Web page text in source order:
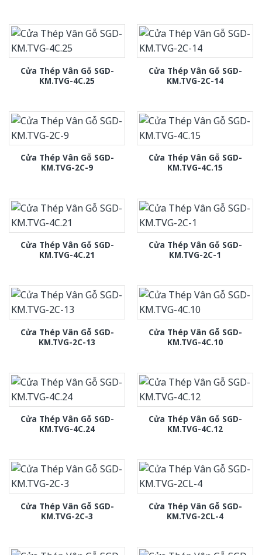
Cửa Thép Vân Gỗ SGD-
KM.TVG-4C.25
Cửa Thép Vân Gỗ SGD-
KM.TVG-2C-14
Cửa Thép Vân Gỗ SGD-
KM.TVG-2C-9
Cửa Thép Vân Gỗ SGD-
KM.TVG-4C.15
Cửa Thép Vân Gỗ SGD-
KM.TVG-4C.21
Cửa Thép Vân Gỗ SGD-
KM.TVG-2C-1
Cửa Thép Vân Gỗ SGD-
KM.TVG-2C-13
Cửa Thép Vân Gỗ SGD-
KM.TVG-4C.10
Cửa Thép Vân Gỗ SGD-
KM.TVG-4C.24
Cửa Thép Vân Gỗ SGD-
KM.TVG-4C.12
Cửa Thép Vân Gỗ SGD-
KM.TVG-2C-3
Cửa Thép Vân Gỗ SGD-
KM.TVG-2CL-4